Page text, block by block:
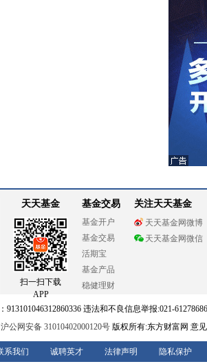
天天基金
扫一扫下载
APP
基金交易
基金开户
基金交易
活期宝
基金产品
稳健理财
关注天天基金
天天基金网微博
天天基金网微信
违法和不良信息举报:021-
沪公网安备 31010402000120号版权所有:东方财富网 意
系我们 诚聘英才 法律声明 隐私保护